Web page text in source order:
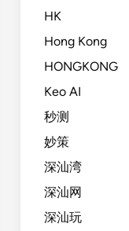
HK
Hong Kong
HONGKONG
Keo AI
秒测
妙策
深汕湾
深汕网
深汕玩